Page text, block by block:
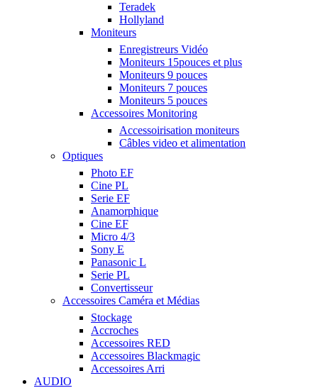
Teradek
Hollyland
Moniteurs
Enregistreurs Vidéo
Moniteurs 15pouces et plus
Moniteurs 9 pouces
Moniteurs 7 pouces
Moniteurs 5 pouces
Accessoires Monitoring
Accessoirisation moniteurs
Câbles video et alimentation
Optiques
Photo EF
Cine PL
Serie EF
Anamorphique
Cine EF
Micro 4/3
Sony E
Panasonic L
Serie PL
Convertisseur
Accessoires Caméra et Médias
Stockage
Accroches
Accessoires RED
Accessoires Blackmagic
Accessoires Arri
AUDIO